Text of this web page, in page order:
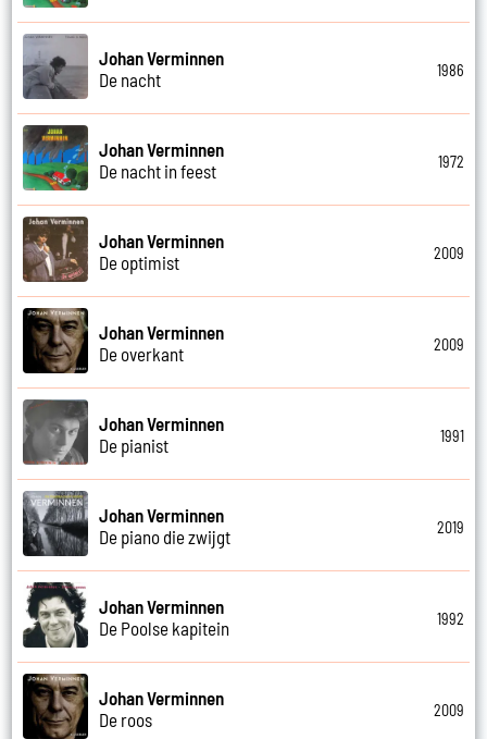
Johan Verminnen
De nacht
1986
Johan Verminnen
De nacht in feest
1972
Johan Verminnen
De optimist
2009
Johan Verminnen
De overkant
2009
Johan Verminnen
De pianist
1991
Johan Verminnen
De piano die zwijgt
2019
Johan Verminnen
De Poolse kapitein
1992
Johan Verminnen
De roos
2009